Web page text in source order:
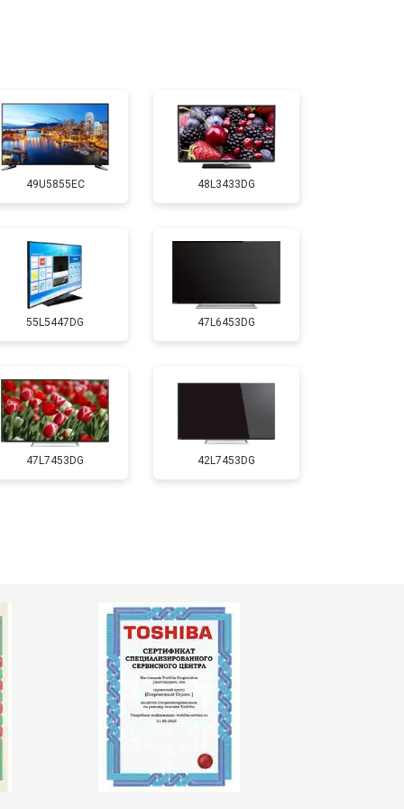
2600 ₽ Заказать
3500 ₽ Заказать
5200 ₽
3100 ₽ Заказать
3700 ₽
5500 ₽
49U5855EC 48L3433DG
55L5447DG 47L6453DG
47L7453DG 42L7453DG